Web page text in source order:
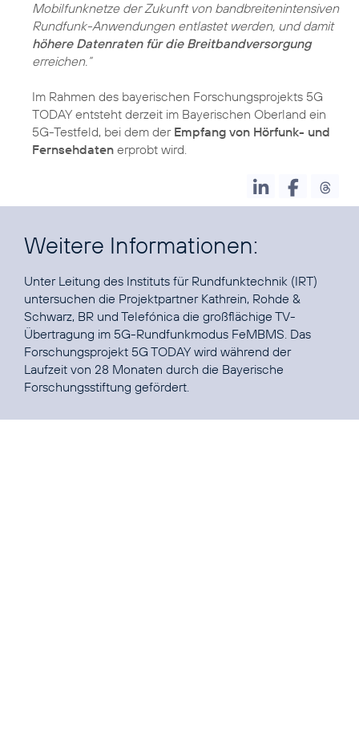
Mobilfunknetze der Zukunft von bandbreitenintensiven
Rundfunk-Anwendungen entlastet werden, und damit
höhere Datenraten für die Breitbandversorgung
erreichen.“
Im Rahmen des bayerischen Forschungsprojekts 5G
TODAY entsteht derzeit im Bayerischen Oberland ein
5G-Testfeld, bei dem der Empfang von Hörfunk- und
Fernsehdaten erprobt wird.
Weitere Informationen:
Unter Leitung des Instituts für Rundfunktechnik (IRT)
untersuchen die Projektpartner Kathrein, Rohde &
Schwarz, BR und Telefónica die großflächige TV-
Übertragung im 5G-Rundfunkmodus FeMBMS. Das
Forschungsprojekt 5G TODAY wird während der
Laufzeit von 28 Monaten durch die Bayerische
Forschungsstiftung gefördert.